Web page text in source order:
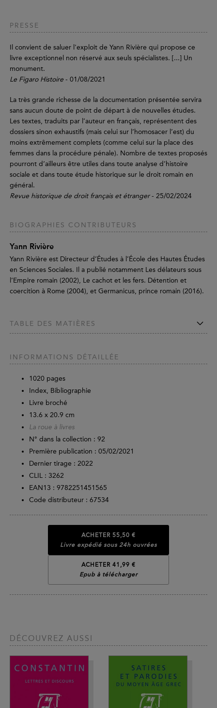
PRESSE
Il convient de saluer l'exploit de Yann Rivière qui propose ce
livre exceptionnel non réservé aux seuls spécialistes. [...] Un
monument.
Le Figaro Histoire - 01/08/2021
La très grande richesse de la documentation présentée servira
sans aucun doute de point de départ à de nouvelles études.
Les textes, traduits par l’auteur en français, représentent des
dossiers sinon exhaustifs (mais celui sur l’homosacer l’est) du
moins extrêmement complets (comme celui sur la place des
femmes dans la procédure pénale). Nombre de textes proposés
pourront d’ailleurs être utiles dans toute analyse d’histoire
sociale et dans toute étude historique sur le droit romain en
général.
Revue historique de droit français et étranger- 25/02/2024
BIOGRAPHIES CONTRIBUTEURS
Yann Rivière
Yann Rivière est Directeur d’Études à l’École des Hautes Études
en Sciences Sociales. Il a publié notamment Les délateurs sous
l’Empire romain (2002), Le cachot et les fers. Détention et
coercition à Rome (2004), et Germanicus, prince romain (2016).
TABLE DES MATIÈRES
INFORMATIONS DÉTAILLÉE
1020 pages
Index, Bibliographie
Livre broché
13.6 x 20.9 cm
La roue à livres
N° dans la collection : 92
Première publication : 05/02/2021
Dernier tirage : 2022
CLIL : 3262
EAN13 : 9782251451565
Code distributeur : 67534
ACHETER 55,50 €
Livre expédié sous 24h ouvrées
ACHETER 41,99 €
Epub à télécharger
DÉCOUVREZ AUSSI